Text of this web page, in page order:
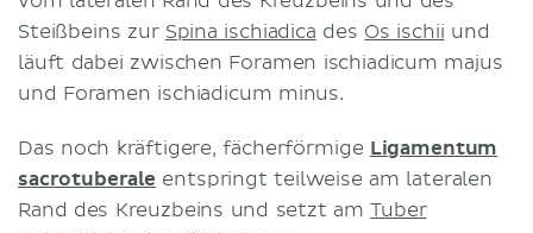
Steißbeins zur Spina ischiadica des Os ischii und
läuft dabei zwischen Foramen ischiadicum majus
und Foramen ischiadicum minus.
Das noch kräftigere, fächerförmige Ligamentum
sacrotuberale entspringt teilweise am lateralen
Rand des Kreuzbeins und setzt amTuber